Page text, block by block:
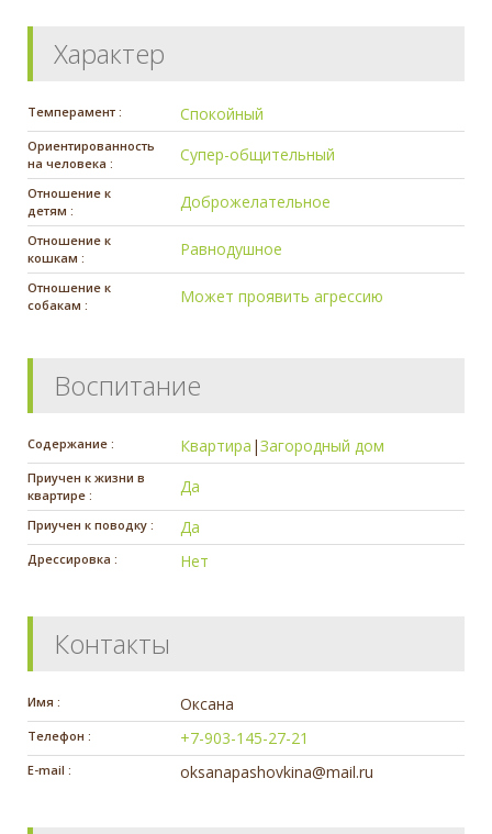
Характер
Темперамент : Спокойный
Ориентированность
на человека :
Супер-общительный
Отношение к
детям :
Доброжелательное
Отношение к
кошкам :
Равнодушное
Отношение к
собакам :
Может проявить агрессию
Воспитание
Содержание : Квартира |Загородный дом
Приучен к жизни в
квартире :
Да
Приучен к поводку : Да
Дрессировка : Нет
Контакты
Имя : Оксана
Телефон : +7-903-145-27-21
E-mail : oksanapashovkina@mail.ru